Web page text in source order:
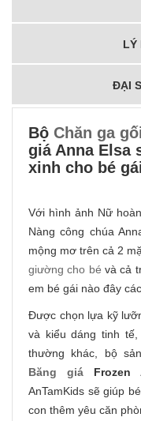
LÝ
ĐẠI
Bộ Chăn ga
giá Anna Elsa
xinh cho bé
Với hình ảnh Nữ
Nàng công chúa
mộng mơ trên cả 2
giường cho bé và cả
em bé gái nào đây
Được chọn lựa kỹ
và kiểu dáng tinh
thường khác, bộ
Băng giá Frozen
AnTamKids sẽ giúp
con thêm yêu căn